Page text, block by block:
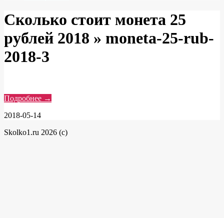
Сколько стоит монета 25
рублей 2018 » moneta-25-rub-
2018-3
Подробнее →
2018-05-14
Skolko1.ru 2026 (c)